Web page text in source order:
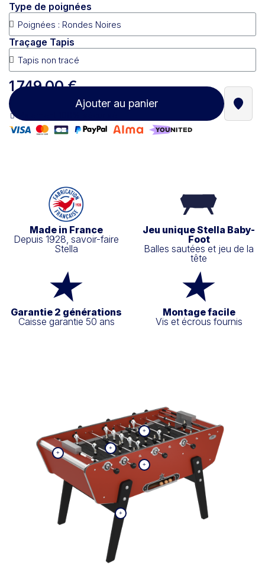
Type de poignées
Traçage Tapis
1 749,00 €
Ajouter au panier
Made in France
Depuis 1928, savoir-faire
Stella
Jeu unique Stella Baby-
Foot
Balles sautées et jeu de la
tête
Garantie 2 générations
Caisse garantie 50 ans
Montage facile
Vis et écrous fournis